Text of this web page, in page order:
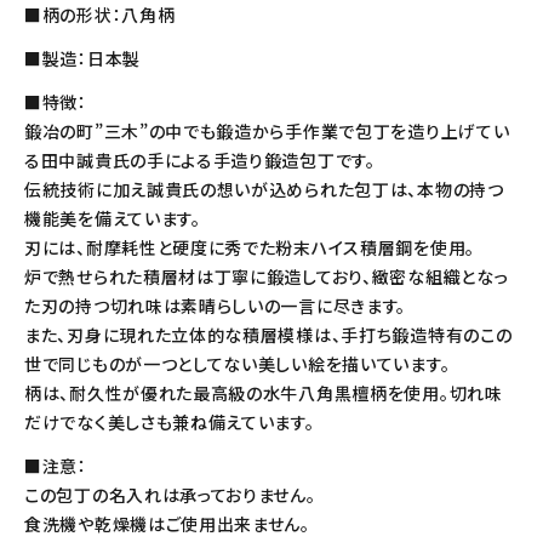
■柄の形状：八角柄
■製造：日本製
■特徴：
鍛冶の町”三木”の中でも鍛造から手作業で包丁を造り上げてい
る田中誠貴氏の手による手造り鍛造包丁です。
伝統技術に加え誠貴氏の想いが込められた包丁は、本物の持つ
機能美を備えています。
刃には、耐摩耗性と硬度に秀でた粉末ハイス積層鋼を使用。
炉で熱せられた積層材は丁寧に鍛造しており、緻密な組織となっ
た刃の持つ切れ味は素晴らしいの一言に尽きます。
また、刃身に現れた立体的な積層模様は、手打ち鍛造特有のこの
世で同じものが一つとしてない美しい絵を描いています。
柄は、耐久性が優れた最高級の水牛八角黒檀柄を使用。切れ味
だけでなく美しさも兼ね備えています。
■注意：
この包丁の名入れは承っておりません。
食洗機や乾燥機はご使用出来ません。